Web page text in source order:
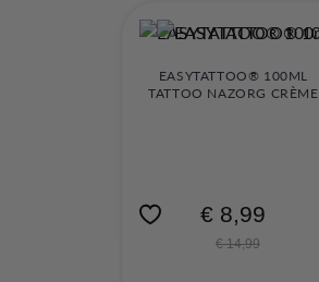
EASYTATTOO® 100ML
TATTOO NAZORG CRÈME
€ 8,99
€ 14,99